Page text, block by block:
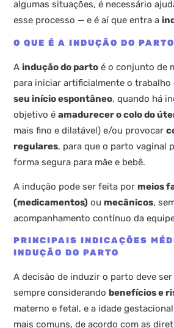
algumas situações, é necessário
esse processo — e é aí que entra a
O QUE É A INDUÇÃO DO
Aindução do parto é o conjunto de
para iniciar artificialmente o
seu início espontâneo, quando há
objetivo éamadurecer o colo do
mais fino e dilatável) e/ou provocar
regulares, para que o parto vaginal
forma segura para mãe e bebê.
A indução pode ser feita pormeios
(medicamentos) oumecânicos,
acompanhamento contínuo da
PRINCIPAIS INDICAÇÕES
INDUÇÃO DO PARTO
A decisão de induzir o parto deve
sempre considerando benefícios e
materno e fetal, e a idade
mais comuns, de acordo com as